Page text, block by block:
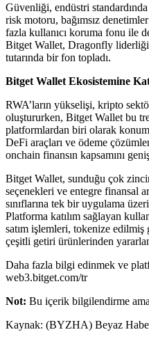
Güvenliği, endüstri
risk motoru, bağımsız
fazla kullanıcı koruma fonu ile
Bitget Wallet, Dragonfly
tutarında bir fon topladı.
Bitget Wallet Ekosistemine
RWA’ların yükselişi, kripto
oluştururken, Bitget Wallet bu
platformlardan biri olarak
DeFi araçları ve ödeme
onchain finansın kapsamını
Bitget Wallet, sunduğu çok
seçenekleri ve entegre finansal
sınıflarına tek bir uygulama
Platforma katılım sağlayan
satım işlemleri, tokenize edilmiş
çeşitli getiri ürünlerinden
Daha fazla bilgi edinmek ve
web3.bitget.com/tr
Not: Bu içerik bilgilendirme
Kaynak: (BYZHA) Beyaz